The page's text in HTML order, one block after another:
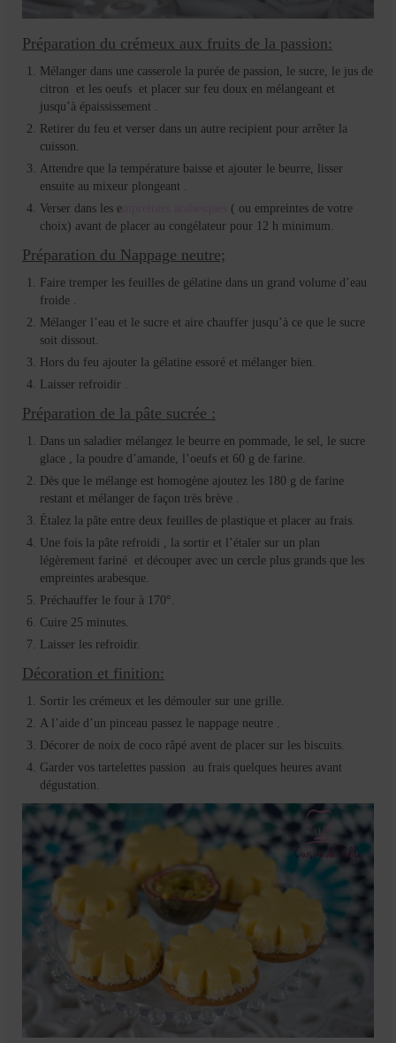
Préparation du crémeux aux fruits de la passion:
Mélanger dans une casserole la purée de passion, le sucre, le jus de
citron et les oeufs et placer sur feu doux en mélangeant et
jusqu’à épaississement .
Retirer du feu et verser dans un autre recipient pour arrêter la
cuisson.
Attendre que la température baisse et ajouter le beurre, lisser
ensuite au mixeur plongeant .
Verser dans les e
( ou empreintes de votre
choix) avant de placer au congélateur pour 12 h minimum.
Préparation du Nappage neutre;
Faire tremper les feuilles de gélatine dans un grand volume d’eau
froide .
Mélanger l’eau et le sucre et aire chauffer jusqu’à ce que le sucre
soit dissout.
Hors du feu ajouter la gélatine essoré et mélanger bien.
Laisser refroidir .
Préparation de la pâte sucrée :
Dans un saladier mélangez le beurre en pommade, le sel, le sucre
glace , la poudre d’amande, l’oeufs et 60 g de farine.
Dès que le mélange est homogène ajoutez les 180 g de farine
restant et mélanger de façon très brève .
Étalez la pâte entre deux feuilles de plastique et placer au frais.
Une fois la pâte refroidi , la sortir et l’étaler sur un plan
légèrement fariné et découper avec un cercle plus grands que les
empreintes arabesque.
Préchauffer le four à 170°.
Cuire 25 minutes.
Laisser les refroidir.
Décoration et finition:
Sortir les crémeux et les démouler sur une grille.
A l’aide d’un pinceau passez le nappage neutre .
Décorer de noix de coco râpé avent de placer sur les biscuits.
Garder vos tartelettes passion au frais quelques heures avant
dégustation.